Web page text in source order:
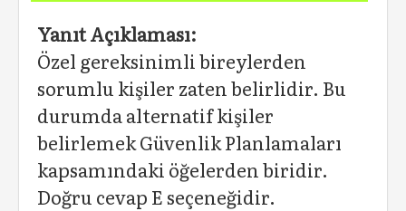
Yanıt Açıklaması:
Özel gereksinimli bireylerden
sorumlu kişiler zaten belirlidir. Bu
durumda alternatif kişiler
belirlemek Güvenlik Planlamaları
kapsamındaki öğelerden biridir.
Doğru cevap E seçeneğidir.